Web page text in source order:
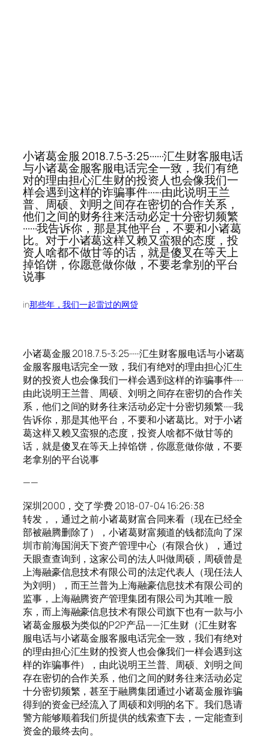
小诸葛金服 2018.7.5-3:25······汇生财客服电话
与小诸葛金服客服电话完全一致，我们有绝
对的理由担心汇生财的投资人也会像我们一
样会遇到这样的诈骗事件······由此说明王兰
普、周硕、刘明之间存在密切的合作关系，
他们之间的财务往来活动必定十分密切频繁
······我告诉你，那是其他平台，不要和小诸葛
比。对于小诸葛这样又赖又蛮狠的态度，投
资人啥都不做甘等的话，就是傻叉在等天上
掉馅饼，你愿意做你做，不要老拿别的平台
说事
in那些年，我们一起雷过的网贷
小诸葛金服 2018.7.5-3:25······汇生财客服电话与小诸葛
金服客服电话完全一致，我们有绝对的理由担心汇生
财的投资人也会像我们一样会遇到这样的诈骗事件······
由此说明王兰普、周硕、刘明之间存在密切的合作关
系，他们之间的财务往来活动必定十分密切频繁······我
告诉你，那是其他平台，不要和小诸葛比。对于小诸
葛这样又赖又蛮狠的态度，投资人啥都不做甘等的
话，就是傻叉在等天上掉馅饼，你愿意做你做，不要
老拿别的平台说事
——
深圳2000，交了学费 2018-07-04 16:26:38
转发，，通过之前小诸葛财富合同来看（现在已经全
部被融腾删除了），小诸葛财富频道的钱都流向了深
圳市前海国润天下资产管理中心（有限合伙），通过
天眼查查询到，这家公司的法人叫做周硕，周硕曾是
上海融豪信息技术有限公司的法定代表人（现任法人
为刘明），而王兰普为上海融豪信息技术有限公司的
监事，上海融腾资产管理集团有限公司为其唯一股
东，而上海融豪信息技术有限公司旗下也有一款与小
诸葛金服极为类似的P2P产品——汇生财（汇生财客
服电话与小诸葛金服客服电话完全一致，我们有绝对
的理由担心汇生财的投资人也会像我们一样会遇到这
样的诈骗事件），由此说明王兰普、周硕、刘明之间
存在密切的合作关系，他们之间的财务往来活动必定
十分密切频繁，甚至于融腾集团通过小诸葛金服诈骗
得到的资金已经流入了周硕和刘明的名下。我们恳请
警方能够顺着我们所提供的线索查下去，一定能查到
资金的最终去向。